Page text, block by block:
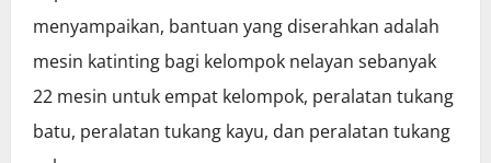
menyampaikan, bantuan yang diserahkan adalah
mesin katinting bagi kelompok nelayan sebanyak
22 mesin untuk empat kelompok, peralatan tukang
batu, peralatan tukang kayu, dan peralatan tukang